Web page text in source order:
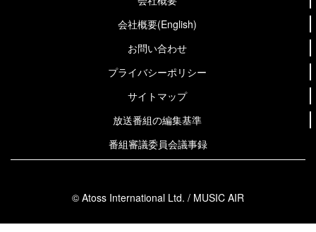
会社概要(English)
お問い合わせ
プライバシーポリシー
サイトマップ
放送番組の編集基準
番組審議委員会議事録
© Atoss International Ltd. / MUSIC AIR